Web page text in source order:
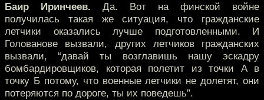
Баир Иринчеев. Да. Вот на финской войне
получилась такая же ситуация, что гражданские
летчики оказались лучше подготовленными. И
Голованове вызвали, других летчиков гражданских
вызвали, “давай ты возглавишь нашу эскадру
бомбардировщиков, которая полетит из точки А в
точку Б потому, что военные летчики не долетят, они
потеряются по дороге, ты их поведешь”.